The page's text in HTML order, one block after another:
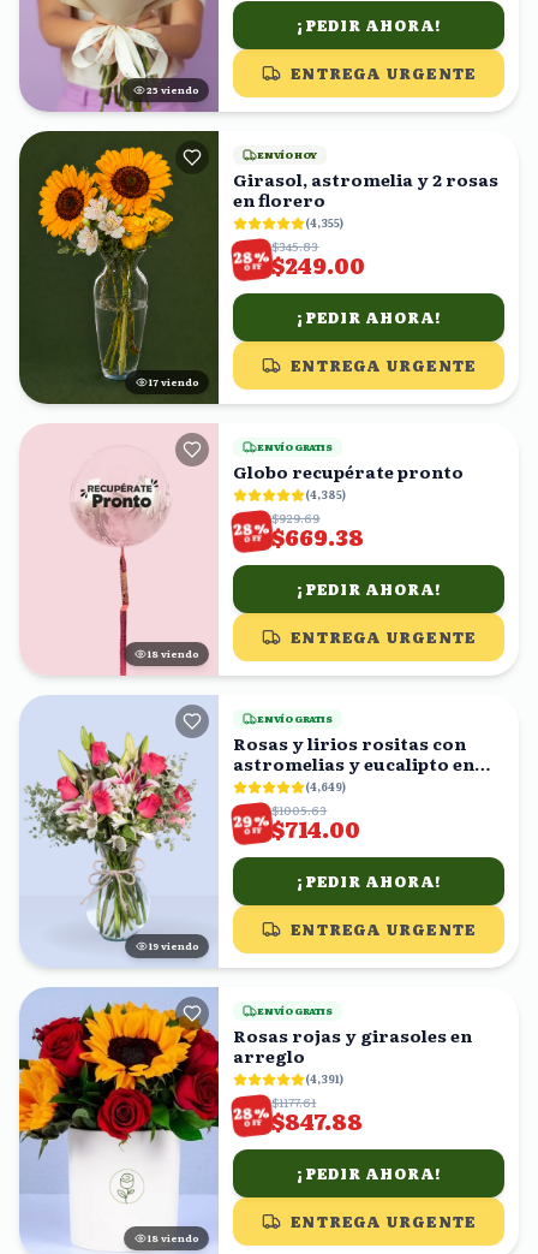
25 viendo
¡PEDIR AHORA!
ENTREGA URGENTE
17 viendo
ENVÍO HOY
Girasol, astromelia y 2 rosas
en florero
(4,355)
28%
OFF
$345.83
$249.00
¡PEDIR AHORA!
ENTREGA URGENTE
18 viendo
ENVÍO GRATIS
Globo recupérate pronto
(4,385)
28%
OFF
$929.69
$669.38
¡PEDIR AHORA!
ENTREGA URGENTE
20 viendo
ENVÍO GRATIS
Rosas y lirios rositas con
astromelias y eucalipto en
florero (4,649)
29%
OFF
$1005.63
$714.00
¡PEDIR AHORA!
ENTREGA URGENTE
18 viendo
ENVÍO GRATIS
Rosas rojas y girasoles en
arreglo
(4,391)
28%
OFF
$1177.61
$847.88
¡PEDIR AHORA!
ENTREGA URGENTE